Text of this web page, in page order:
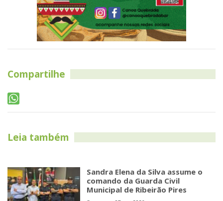
Compartilhe
Leia também
Sandra Elena da Silva assume o
comando da Guarda Civil
Municipal de Ribeirão Pires